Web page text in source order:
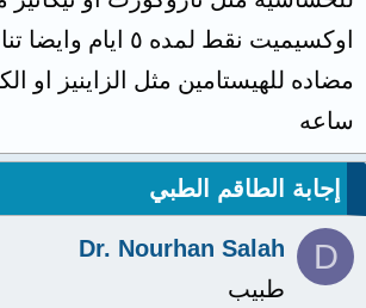
اوكسيميت نقط لمده ٥
ساعه
إجابة الطاقم الطبي
D
Dr. Nourhan Salah
طبيب